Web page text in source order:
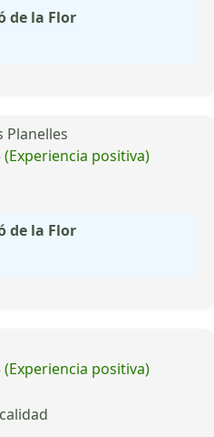
de la Flor
Planelles
(Experiencia positiva)
de la Flor
(Experiencia positiva)